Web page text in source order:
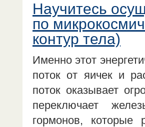
Научитесь
по
контур тела)
Именно этот
поток от яичек и
поток оказывает
переключает
гормонов, которые